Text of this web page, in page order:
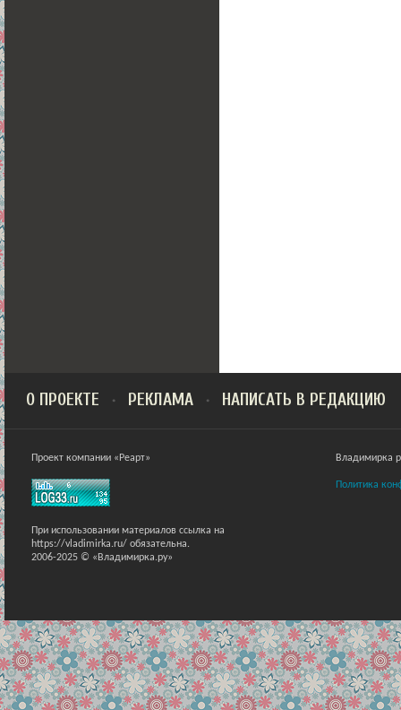
О ПРОЕКТЕ РЕКЛАМА НАПИСАТЬ В РЕДАКЦИЮ
Проект компании «Реарт»
При использовании материалов ссылка на
https://vladimirka.ru/ обязательна.
2006-2025 © «Владимирка.ру»
Владимирка
Политика